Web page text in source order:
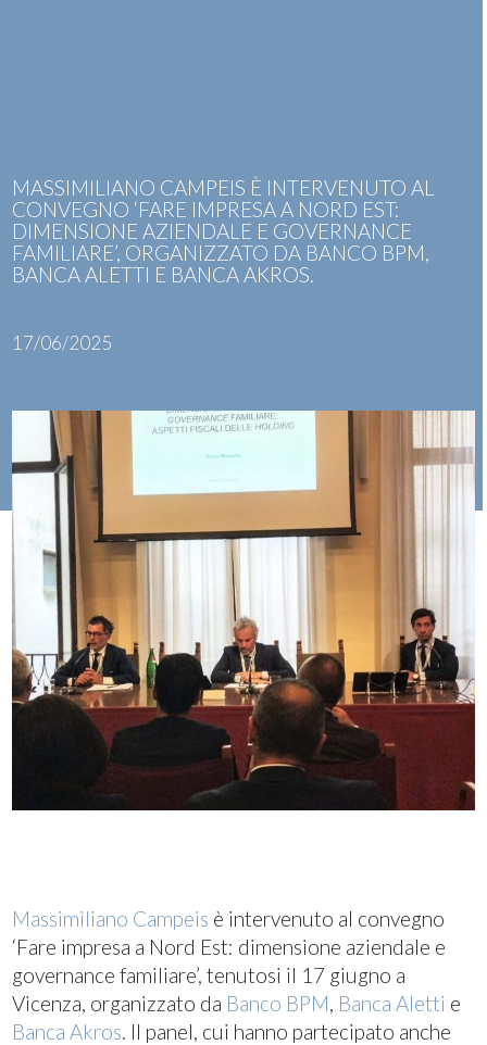
MASSIMILIANO CAMPEIS È INTERVENUTO AL
CONVEGNO ‘FARE IMPRESA A NORD EST:
DIMENSIONE AZIENDALE E GOVERNANCE
FAMILIARE’, ORGANIZZATO DA BANCO BPM,
BANCA ALETTI E BANCA AKROS.
17/06/2025
Massimiliano Campeis è intervenuto al convegno
‘Fare impresa a Nord Est: dimensione aziendale e
governance familiare’, tenutosi il 17 giugno a
Vicenza, organizzato da Banco BPM, Banca Aletti e
Banca Akros. Il panel, cui hanno partecipato anche